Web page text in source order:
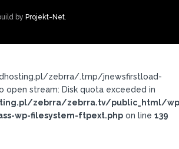
by Projekt-Net.
zebrra/.tmp/jnewsfirstload-
open stream: Disk quota exceeded in
zebrra/zebrra.tv/public_html/
wp-filesystem-ftpext.php on line 139